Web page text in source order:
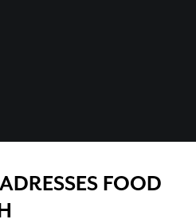
FOOD